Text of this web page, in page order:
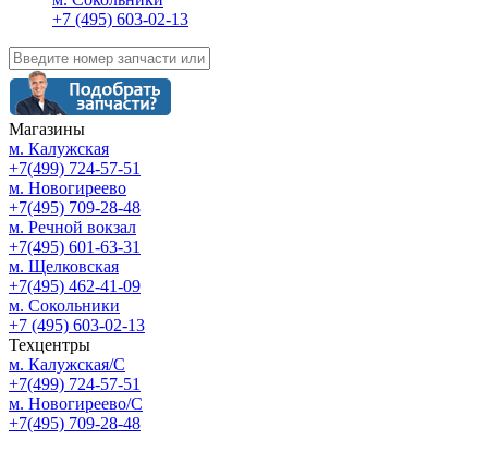
+7 (495) 603-02-13
Магазины
м. Калужская
+7(499) 724-57-51
м. Новогиреево
+7(495) 709-28-48
м. Речной вокзал
+7(495) 601-63-31
м. Щелковская
+7(495) 462-41-09
м. Сокольники
+7 (495) 603-02-13
Техцентры
м. Калужская/С
+7(499) 724-57-51
м. Новогиреево/С
+7(495) 709-28-48